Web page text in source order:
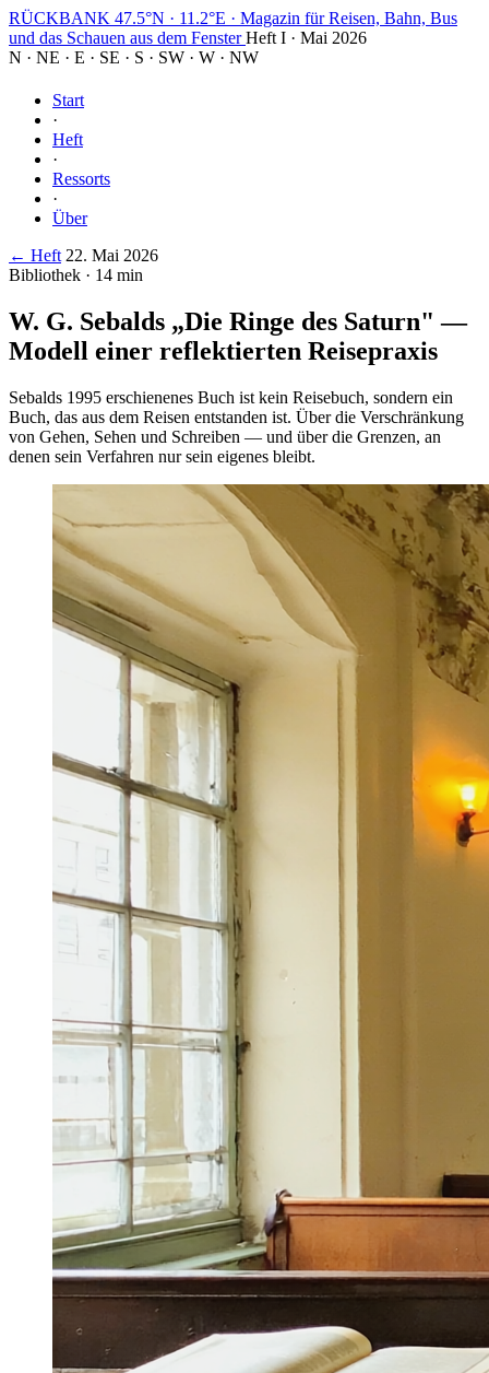
RÜCKBANK 47.5°N · 11.2°E · Magazin für Reisen, Bahn, Bus
und das Schauen aus dem Fenster Heft I · Mai 2026
N · NE · E · SE · S · SW · W · NW
Start
·
Heft
·
Ressorts
·
Über
← Heft 22. Mai 2026
Bibliothek · 14 min
W. G. Sebalds „Die Ringe des Saturn" —
Modell einer reflektierten Reisepraxis
Sebalds 1995 erschienenes Buch ist kein Reisebuch, sondern ein
Buch, das aus dem Reisen entstanden ist. Über die Verschränkung
von Gehen, Sehen und Schreiben — und über die Grenzen, an
denen sein Verfahren nur sein eigenes bleibt.